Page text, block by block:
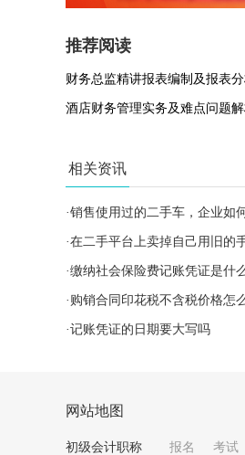
推荐阅读
财务总监精讲报表编制及报表
酒店财务管理实务及难点问题
相关资讯
·销售使用过的二手车，企业如
·在二手平台上卖掉自己用旧的手机
·缴纳社会保险费记账凭证是什
· 购销合同印花税不含税价格怎
·记账凭证的日期要大写吗
网站地图
初级会计职称 报名 考试